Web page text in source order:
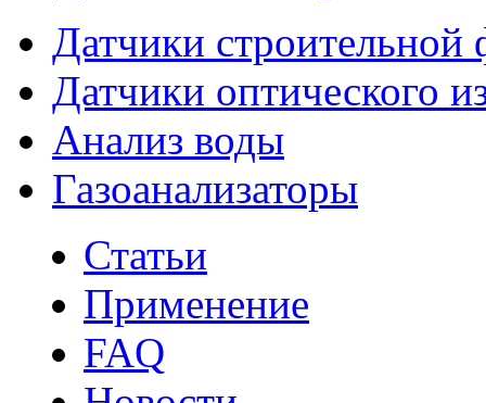
Датчики строительной
Датчики оптического
Анализ воды
Газоанализаторы
Статьи
Применение
FAQ